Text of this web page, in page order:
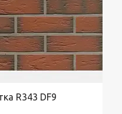
R343 DF9